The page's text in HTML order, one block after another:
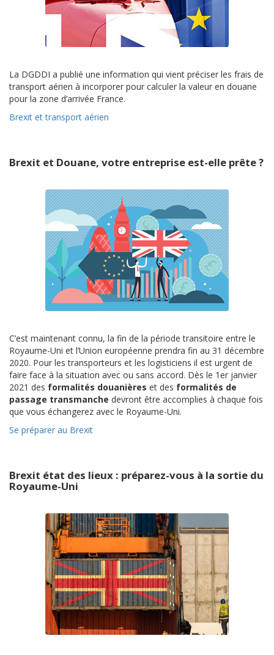
La DGDDI a publié une information qui vient préciser les frais de
transport aérien à incorporer pour calculer la valeur en douane
pour la zone d’arrivée France.
Brexit et transport aérien
Brexit et Douane, votre entreprise est-elle prête ?
C’est maintenant connu, la fin de la période transitoire entre le
Royaume-Uni et l’Union européenne prendra fin au 31 décembre
2020. Pour les transporteurs et les logisticiens il est urgent de
faire face à la situation avec ou sans accord. Dès le 1er janvier
2021 des formalités douanières et des formalités de
passage transmanche devront être accomplies à chaque fois
que vous échangerez avec le Royaume-Uni.
Se préparer au Brexit
Brexit état des lieux : préparez-vous à la sortie du
Royaume-Uni